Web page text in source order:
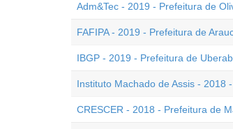
Adm&Tec - 2019 - Prefeitura de
FAFIPA - 2019 - Prefeitura de
IBGP - 2019 - Prefeitura de
Instituto Machado de Assis - 2018
CRESCER - 2018 - Prefeitura de